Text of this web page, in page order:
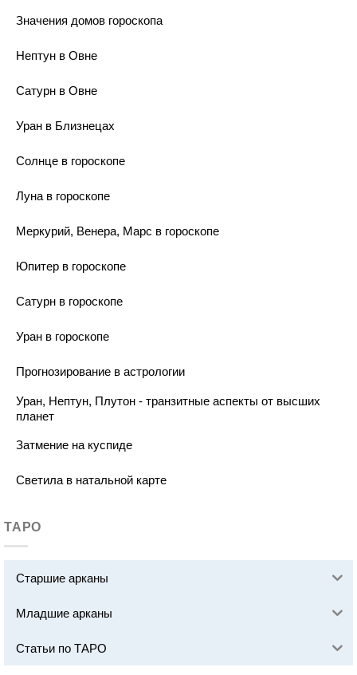
Значения домов гороскопа
Нептун в Овне
Сатурн в Овне
Уран в Близнецах
Солнце в гороскопе
Луна в гороскопе
Меркурий, Венера, Марс в гороскопе
Юпитер в гороскопе
Сатурн в гороскопе
Уран в гороскопе
Прогнозирование в астрологии
Уран, Нептун, Плутон - транзитные аспекты от высших
планет
Затмение на куспиде
Светила в натальной карте
ТАРО
Старшие арканы
Младшие арканы
Статьи по ТАРО